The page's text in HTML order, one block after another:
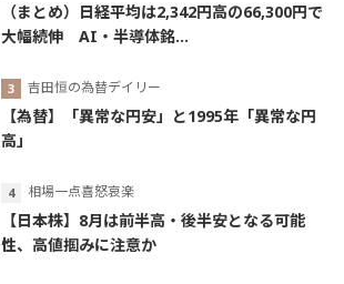
（まとめ）日経平均は2,342円高の66,300円で
大幅続伸 AI・半導体銘...
吉田恒の為替デイリー
【為替】「異常な円安」と1995年「異常な円
高」
相場一点喜怒哀楽
【日本株】8月は前半高・後半安となる可能
性、高値掴みに注意か